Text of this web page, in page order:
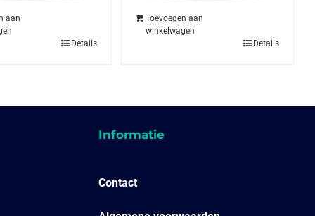
aan
Details
Toevoegen aan
winkelwagen
Details
Informatie
Contact